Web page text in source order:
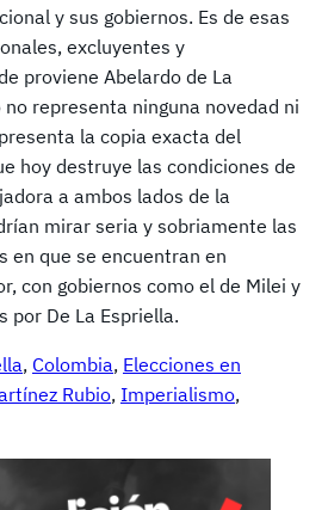
y sus gobiernos. Es de esas
excluyentes y
proviene Abelardo de La
representa ninguna novedad ni
la copia exacta del
hoy destruye las condiciones de
a ambos lados de la
mirar seria y sobriamente las
en que se encuentran en
con gobiernos como el de Milei y
por De La Espriella.
, Colombia, Elecciones en
Rubio, Imperialismo